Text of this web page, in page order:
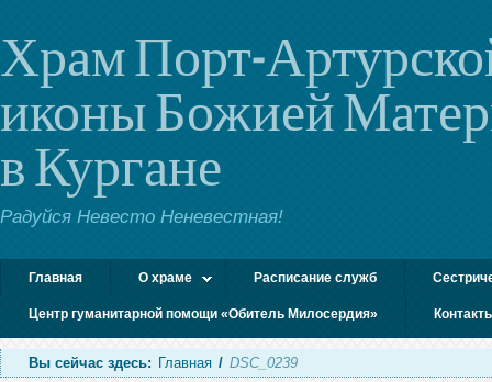
Храм Порт-
иконы Божией
в Кургане
Радуйся Невесто Неневестная!
Главная О храме Расписание служб
Центр гуманитарной помощи «Обитель Милосердия»
Вы сейчас здесь: Главная / DSC_0239